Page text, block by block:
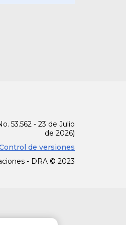
53.562 - 23 de Julio
de 2026)
de versiones
- DRA © 2023